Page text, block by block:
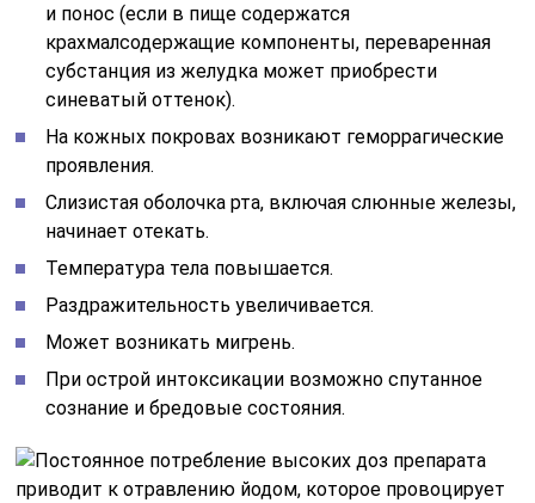
и понос (если в пище содержатся
крахмалсодержащие компоненты, переваренная
субстанция из желудка может приобрести
синеватый оттенок).
На кожных покровах возникают геморрагические
проявления.
Слизистая оболочка рта, включая слюнные железы,
начинает отекать.
Температура тела повышается.
Раздражительность увеличивается.
Может возникать мигрень.
При острой интоксикации возможно спутанное
сознание и бредовые состояния.